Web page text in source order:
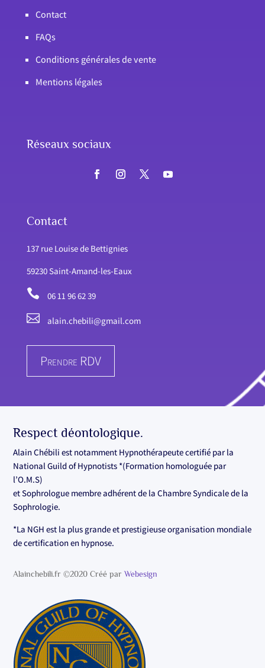
Contact
FAQs
Conditions générales de vente
Mentions légales
Réseaux sociaux
Contact
137 rue Louise de Bettignies
59230 Saint-Amand-les-Eaux
 06 11 96 62 39
 alain.chebili@gmail.com
Prendre RDV
Respect déontologique.
Alain Chébili est notamment Hypnothérapeute certifié par la
National Guild of Hypnotists *(Formation homologuée par
l’O.M.S)
et Sophrologue membre adhérent de la Chambre Syndicale de la
Sophrologie.
*La NGH est la plus grande et prestigieuse organisation mondiale
de certification en hypnose.
Alainchebili.fr ©2020 Créé parWebesign